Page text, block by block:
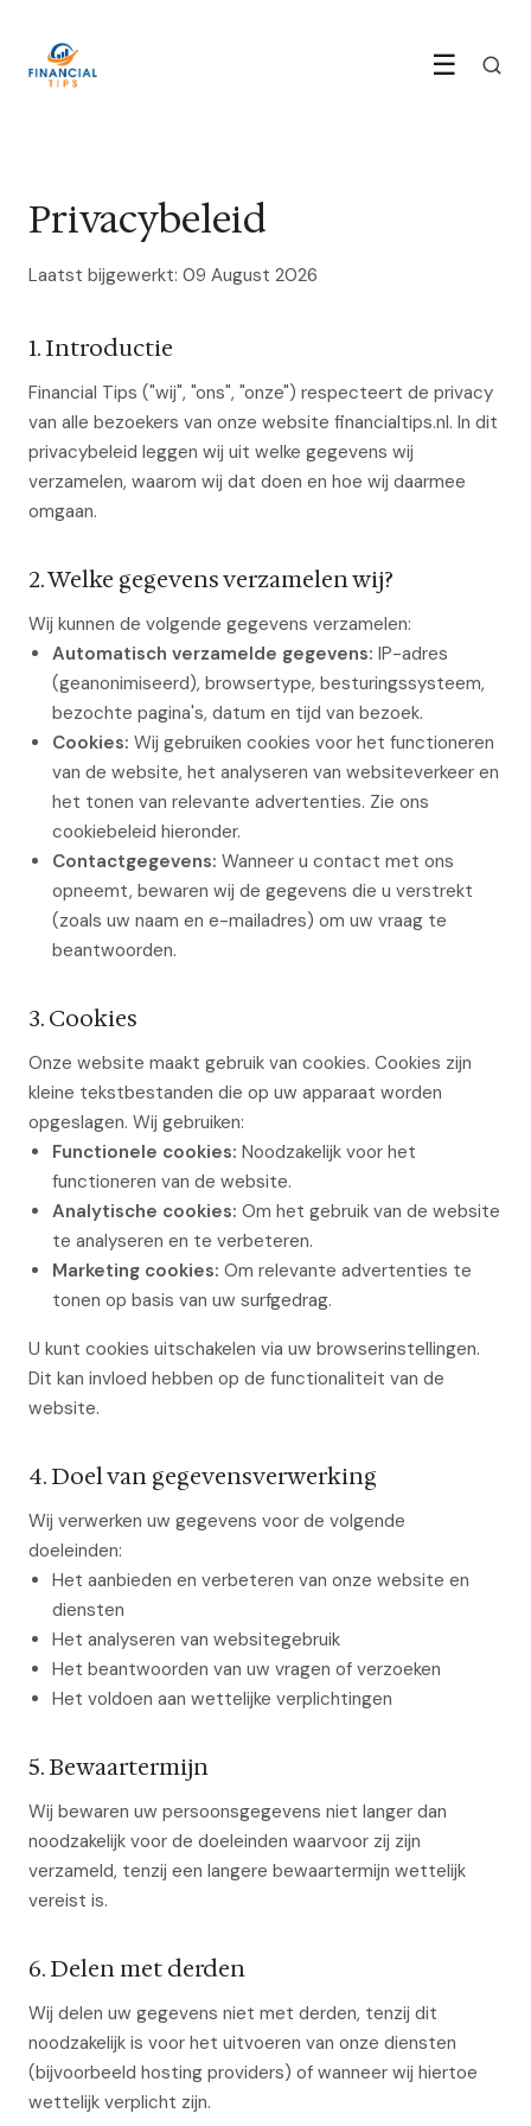
☰
Privacybeleid
Laatst bijgewerkt: 09 August 2026
1. Introductie
Financial Tips ("wij", "ons", "onze") respecteert de privacy
van alle bezoekers van onze website financialtips.nl. In dit
privacybeleid leggen wij uit welke gegevens wij
verzamelen, waarom wij dat doen en hoe wij daarmee
omgaan.
2. Welke gegevens verzamelen wij?
Wij kunnen de volgende gegevens verzamelen:
Automatisch verzamelde gegevens: IP-adres
(geanonimiseerd), browsertype, besturingssysteem,
bezochte pagina's, datum en tijd van bezoek.
Cookies: Wij gebruiken cookies voor het functioneren
van de website, het analyseren van websiteverkeer en
het tonen van relevante advertenties. Zie ons
cookiebeleid hieronder.
Contactgegevens: Wanneer u contact met ons
opneemt, bewaren wij de gegevens die u verstrekt
(zoals uw naam en e-mailadres) om uw vraag te
beantwoorden.
3. Cookies
Onze website maakt gebruik van cookies. Cookies zijn
kleine tekstbestanden die op uw apparaat worden
opgeslagen. Wij gebruiken:
Functionele cookies: Noodzakelijk voor het
functioneren van de website.
Analytische cookies: Om het gebruik van de website
te analyseren en te verbeteren.
Marketing cookies: Om relevante advertenties te
tonen op basis van uw surfgedrag.
U kunt cookies uitschakelen via uw browserinstellingen.
Dit kan invloed hebben op de functionaliteit van de
website.
4. Doel van gegevensverwerking
Wij verwerken uw gegevens voor de volgende
doeleinden:
Het aanbieden en verbeteren van onze website en
diensten
Het analyseren van websitegebruik
Het beantwoorden van uw vragen of verzoeken
Het voldoen aan wettelijke verplichtingen
5. Bewaartermijn
Wij bewaren uw persoonsgegevens niet langer dan
noodzakelijk voor de doeleinden waarvoor zij zijn
verzameld, tenzij een langere bewaartermijn wettelijk
vereist is.
6. Delen met derden
Wij delen uw gegevens niet met derden, tenzij dit
noodzakelijk is voor het uitvoeren van onze diensten
(bijvoorbeeld hosting providers) of wanneer wij hiertoe
wettelijk verplicht zijn.